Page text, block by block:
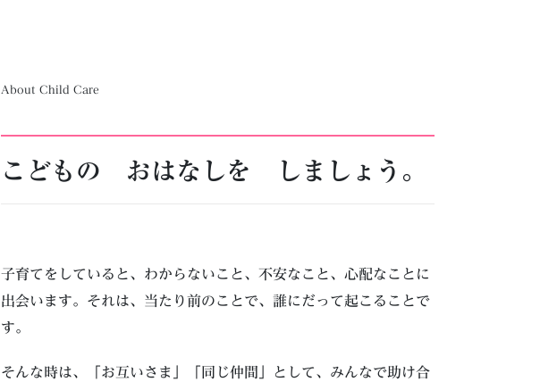
About Child Care
こどもの おはなしを しましょう。
子育てをしていると、わからないこと、不安なこと、心配なことに
出会います。それは、当たり前のことで、誰にだって起こることで
す。
そんな時は、「お互いさま」「同じ仲間」として、みんなで助け合